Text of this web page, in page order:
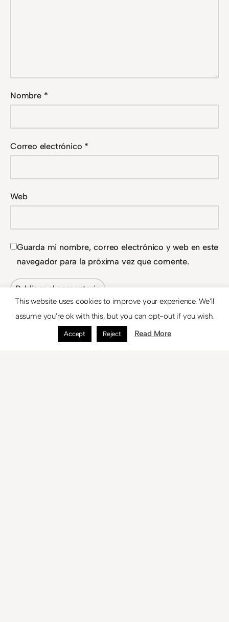
Nombre *
Correo electrónico *
Web
Guarda mi nombre, correo electrónico y web en este
navegador para la próxima vez que comente.
This website uses cookies to improve your experience. We'll
assume you're ok with this, but you can opt-out if you wish.
Accept Reject Read More